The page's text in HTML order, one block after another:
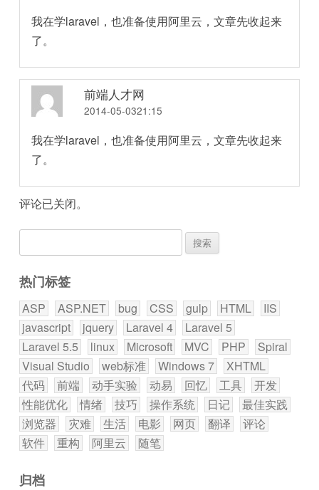
我在学laravel，也准备使用阿里云，文章先收起来
了。
前端人才网
2014-05-0321:15
我在学laravel，也准备使用阿里云，文章先收起来
了。
评论已关闭。
索：
热门标签
ASP ASP.NET bug CSS gulp HTML
IIS
javascript
jquery Laravel 4
Laravel 5
Laravel 5.5
linux Microsoft MVC PHP
Spiral
Visual Studio
web标准 Windows 7
XHTML
代码
前端 动手实验 动易 回忆 工具
开发
性能优化
情绪 技巧 操作系统 日记
最佳实践
浏览器
灾难 生活 电影 网页 翻译
评论
软件
重构 阿里云 随笔
归档